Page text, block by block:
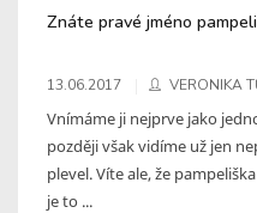
Znáte pravé jméno
13.06.2017 VERONIKA
Vnímáme ji nejprve jako
později však vidíme už jen
plevel. Víte ale, že
je to ...